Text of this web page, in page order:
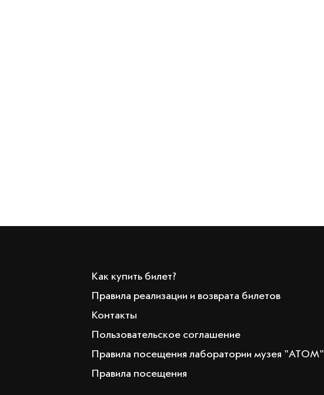
Как купить билет?
Правила реализации и возврата билетов
Контакты
Пользовательское соглашение
Правила посещения лаборатории музея "АТОМ"
Правила посещения